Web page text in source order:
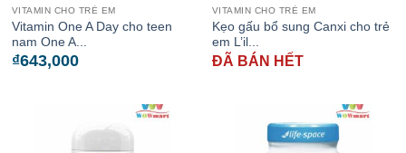
VITAMIN CHO TRẺ EM
Vitamin One A Day cho teen
nam One A...
₫643,000
VITAMIN CHO TRẺ EM
Kẹo gấu bổ sung Canxi cho trẻ
em L’il...
ĐÃ BÁN HẾT